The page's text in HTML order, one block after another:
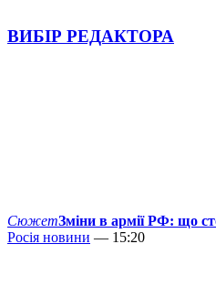
ВИБІР РЕДАКТОРА
СюжетЗміни в армії РФ: що
Росія новини — 15:20